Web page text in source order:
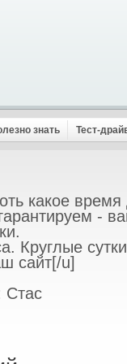
знать Тест-
какое
-
Круглые
сайт[/u]
Стас